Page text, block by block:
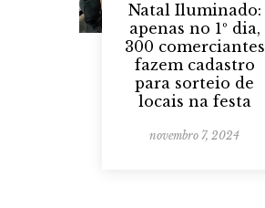
Natal Iluminado:
apenas no 1º dia,
300 comerciantes
fazem cadastro
para sorteio de
locais na festa
novembro 7, 2024